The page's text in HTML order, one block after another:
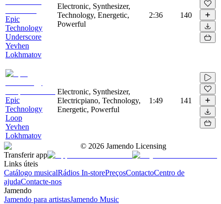
Epic
Technology
Underscore
Yevhen
Lokhmatov
Electronic, Synthesizer,
Technology, Energetic,
Powerful
2:36 140
Epic
Technology
Loop
Yevhen
Lokhmatov
Electronic, Synthesizer,
Electricpiano, Technology,
Energetic, Powerful
1:49 141
© 2026 Jamendo Licensing
Transferir app
Links úteis
Catálogo musicalRádios In-storePreçosContactoCentro de
ajudaContacte-nos
Jamendo
Jamendo para artistasJamendo Music